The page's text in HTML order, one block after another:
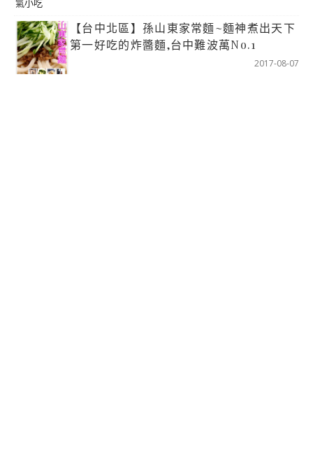
【台中北區】孫山東家常麵~麵神煮出天下
第一好吃的炸醬麵,台中難波萬No.1
2017-08-07